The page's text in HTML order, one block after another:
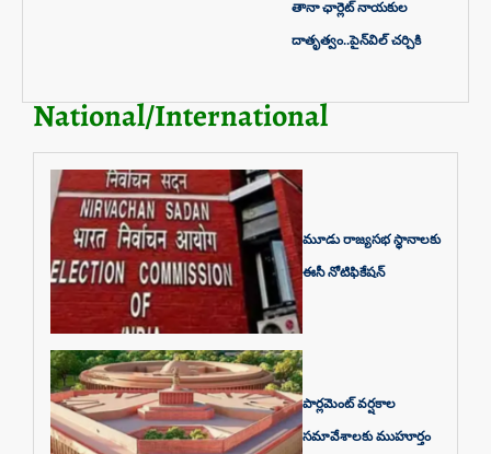
తానా ఛార్లెట్ నాయకుల
దాతృత్వం..పైన్‌విల్ చర్చికి
National/International
మూడు రాజ్యసభ స్థానాలకు
ఈసీ నోటిఫికేషన్
పార్లమెంట్ వర్షకాల
సమావేశాలకు ముహూర్తం